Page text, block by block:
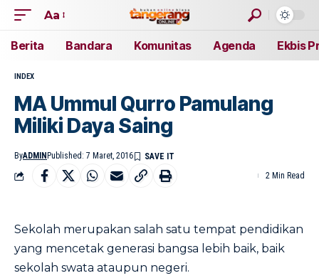
Aa
Berita Bandara Komunitas Agenda Ekbis
INDEX
MA Ummul Qurro Pamulang
Miliki Daya Saing
ByADMIN Published: 7 Maret, 2016
2 Min Read
Sekolah merupakan salah satu tempat pendidikan
yang mencetak generasi bangsa lebih baik, baik
sekolah swata ataupun negeri.